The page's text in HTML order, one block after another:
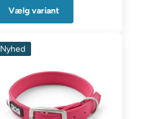
Vælg variant
Nyhed